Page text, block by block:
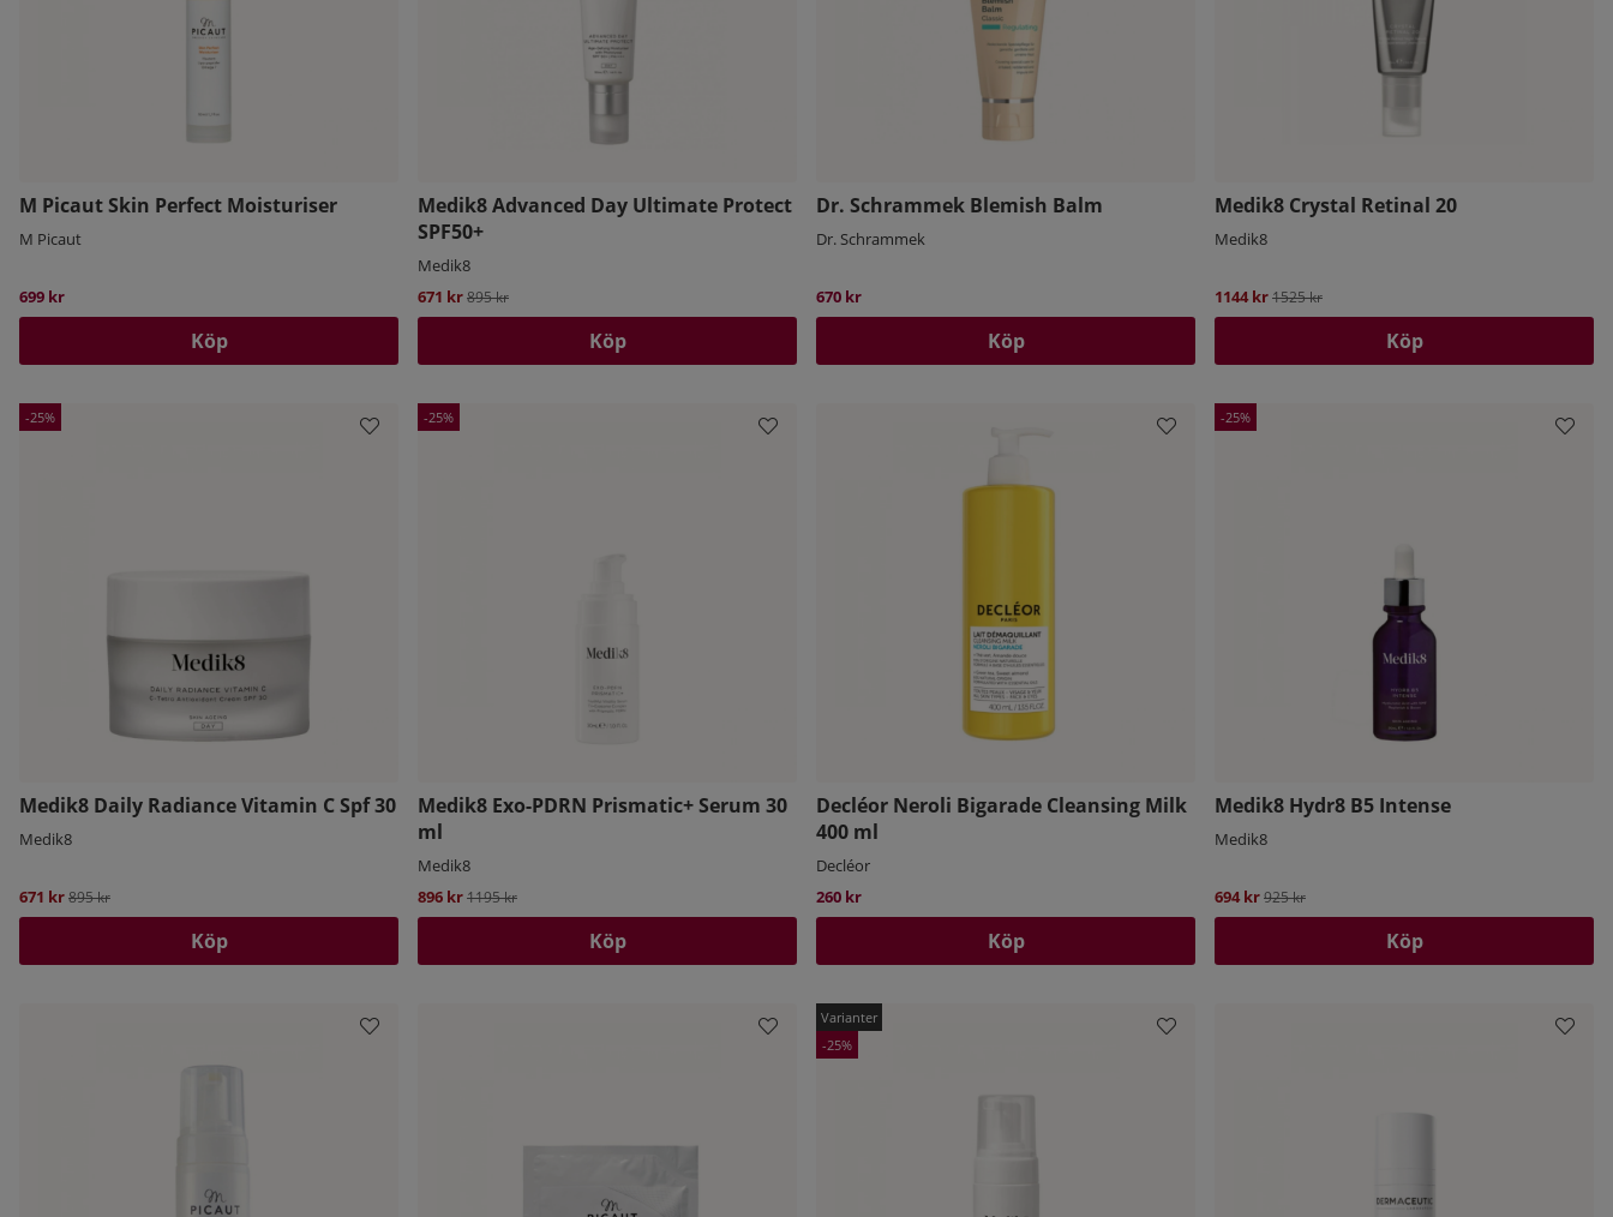
M Picaut Skin Perfect Moisturiser
M Picaut
699 kr
Köp
Medik8 Advanced Day Ultimate Protect
SPF50+
Medik8
671 krOrdinarie pris:
895 kr
Köp
Dr. Schrammek Blemish Balm
Dr. Schrammek
670 kr
Köp
Medik8 Crystal Retinal 20
Medik8
1144 krOrdinarie pris:
1525 kr
Köp
25
Medik8 Daily Radiance Vitamin C Spf 30
Medik8
671 krOrdinarie pris:
895 kr
Köp
25
Medik8 Exo-PDRN Prismatic+ Serum 30
ml
Medik8
896 krOrdinarie pris:
1195 kr
Köp
Decléor Neroli Bigarade Cleansing Milk
400 ml
Decléor
260 kr
Köp
25
Medik8 Hydr8 B5 Intense
Medik8
694 krOrdinarie pris:
925 kr
Köp
25